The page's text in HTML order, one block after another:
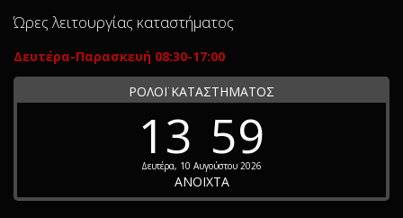
Ώρες λειτουργίας καταστήματος
Δευτέρα-Παρασκευή 08:30-17:00
ΡΟΛΟΪ ΚΑΤΑΣΤΗΜΑΤΟΣ
13 59
Δευτέρα, 10 Αυγούστου 2026
ΑΝΟΙΧΤΑ